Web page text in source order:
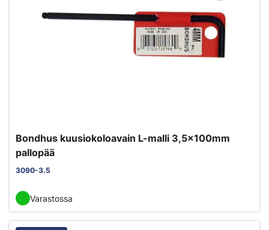
Bondhus kuusiokoloavain L-malli 3,5x100mm
pallopää
3090-3.5
Varastossa